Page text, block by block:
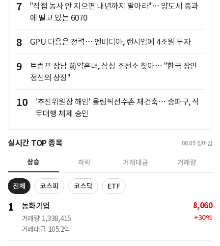
7
"직접 농사 안 지으면 내년까지 팔아라"… 양도세 중과
에 떨고 있는 6070
8 GPU 다음은 전력… 엔비디아, 랜시엄에 4조원 투자
9
트럼프 장남 前약혼녀, 삼성 조선소 찾아… "한국 장인
정신의 상징"
10
'추진위원장 해임' 올림픽선수촌 재건축… 송파구, 직
무대행 체제 승인
실시간 TOP 종목 08.09 장마감
상승 하락 거래대금 거래량
전체 코스피 코스닥 ETF
1 동화기업
거래량 1,338,415
거래대금 105.2억
8,060
+30%